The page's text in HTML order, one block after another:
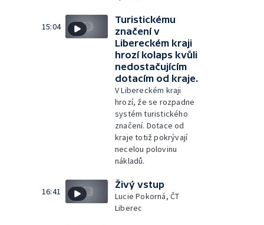
15:04
Turistickému
značení v
Libereckém kraji
hrozí kolaps kvůli
nedostačujícím
dotacím od kraje.
V Libereckém kraji
hrozí, že se rozpadne
systém turistického
značení. Dotace od
kraje totiž pokrývají
necelou polovinu
nákladů.
16:41
Živý vstup
Lucie Pokorná, ČT
Liberec